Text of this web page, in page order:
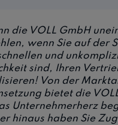
die VOLL GmbH
wenn Sie auf der
und
sind, Ihren
Von der
bietet die
Unternehmerherz
hinaus haben Sie